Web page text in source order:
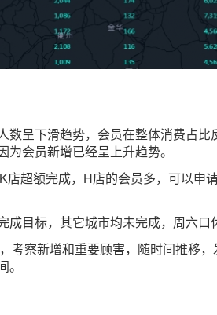
呈下滑趋势，会员在整体消费占
会员新增已经呈上升趋势。
超额完成，H店的会员多，可以
成目标，其它城市均未完成，周六口
考察新增和重要顾害，随时间推移